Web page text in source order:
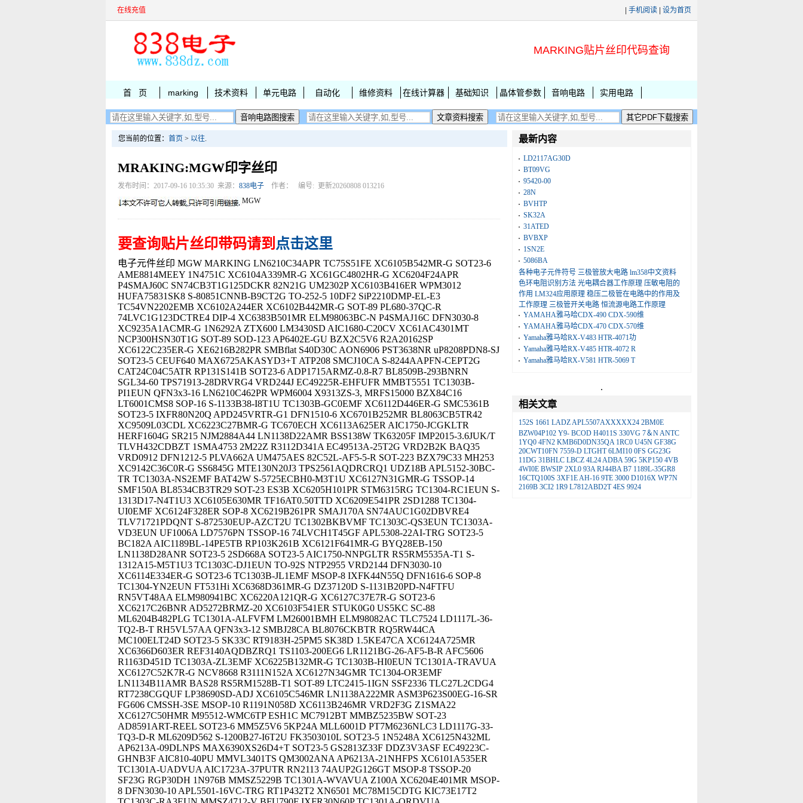
在线充值 手机阅读 设为首页
MARKING贴片丝印代码查询
首 页 marking 技术资料 单元电路 自动化 维修资料 在线计算器 基础知识 晶体管参数 音响电路 实用电路
您当前的位置： 首页 > 以往.
MRAKING:MGW印字丝印
发布时间：2017-09-16 10:35:30 来源： 838电子 作者： 编号: 更新20260808 013216
MGW
要查询贴片丝印带码请到 点击这里
电子元件丝印 MGW MARKING LN6210C34APR TC75S51FE XC6105B542MR-G SOT23-6
AME8814MEEY 1N4751C XC6104A339MR-G XC61GC4802HR-G XC6204F24APR
P4SMAJ60C SN74CB3T1G125DCKR 82N21G UM2302P XC6103B416ER WPM3012
HUFA75831SK8 S-80851CNNB-B9CT2G TO-252-5 10DF2 SiP2210DMP-EL-E3
TC54VN2202EMB XC6102A244ER XC6102B442MR-G SOT-89 PL680-37QC-R
74LVC1G123DCTRE4 DIP-4 XC6383B501MR ELM98063BC-N P4SMAJ16C DFN3030-8
XC9235A1ACMR-G 1N6292A ZTX600 LM3430SD AIC1680-C20CV XC61AC4301MT
NCP300HSN30T1G SOT-89 SOD-123 AP6402E-GU BZX2C5V6 R2A20162SP
XC6122C235ER-G XE6216B282PR SMBflat S40D30C AON6906 PST3638NR uP8208PDN8-SJ
SOT23-5 CEUF640 MAX6725AKASYD3+T ATP208 SMCJ10CA S-8244AAPFN-CEPT2G
CAT24C04C5ATR RP131S141B SOT23-6 ADP1715ARMZ-0.8-R7 BL8509B-293BNRN
SGL34-60 TPS71913-28DRVRG4 VRD244J EC49225R-EHFUFR MMBT5551 TC1303B-
PI1EUN QFN3x3-16 LN6210C462PR WPM6004 X9313ZS-3, MRFS15000 BZX84C16
LT6001CMS8 SOP-16 S-1133B38-I8T1U TC1303B-GC0EMF XC6112D446ER-G SMC5361B
SOT23-5 IXFR80N20Q APD245VRTR-G1 DFN1510-6 XC6701B252MR BL8063CB5TR42
XC9509L03CDL XC6223C27BMR-G TC670ECH XC6113A625ER AIC1750-JCGKLTR
HERF1604G SR215 NJM2884A44 LN1138D22AMR BSS138W TK63205F IMP2015-3.6JUK/T
TLVH432CDBZT 1SMA4753 2M22Z R3112D341A EC49513A-25T2G VRD2B2K BAQ35
VRD0912 DFN1212-5 PLVA662A UM475AES 82C52L-AF5-5-R SOT-223 BZX79C33 MH253
XC9142C36C0R-G SS6845G MTE130N20J3 TPS2561AQDRCRQ1 UDZ18B APL5152-30BC-
TR TC1303A-NS2EMF BAT42W S-5725ECBH0-M3T1U XC6127N31GMR-G TSSOP-14
SMF150A BL8534CB3TR29 SOT-23 ES3B XC6205H101PR STM6315RG TC1304-RC1EUN S-
1313D17-N4T1U3 XC6105E630MR TF16AT0.50TTD XC6209E541PR 2SD1288 TC1304-
UI0EMF XC6124F328ER SOP-8 XC6219B261PR SMAJ170A SN74AUC1G02DBVRE4
TLV71721PDQNT S-872530EUP-AZCT2U TC1302BKBVMF TC1303C-QS3EUN TC1303A-
VD3EUN UF1006A LD7576PN TSSOP-16 74LVCH1T45GF APL5308-22AI-TRG SOT23-5
BC182A AIC1189BL-14PE5TB RP103K261B XC6121F641MR-G BYQ28EB-150
LN1138D28ANR SOT23-5 2SD668A SOT23-5 AIC1750-NNPGLTR RS5RM5535A-T1 S-
1312A15-M5T1U3 TC1303C-DJ1EUN TO-92S NTP2955 VRD2144 DFN3030-10
XC6114E334ER-G SOT23-6 TC1303B-JL1EMF MSOP-8 IXFK44N55Q DFN1616-6 SOP-8
TC1304-YN2EUN FT531Hi XC6368D361MR-G DZ37120D S-1131B20PD-N4FTFU
RN5VT48AA ELM980941BC XC6220A121QR-G XC6127C37E7R-G SOT23-6
XC6217C26BNR AD5272BRMZ-20 XC6103F541ER STUK0G0 US5KC SC-88
ML6204B482PLG TC1301A-ALFVFM LM26001BMH ELM98082AC TLC7524 LD1117L-36-
TQ2-B-T RH5VL57AA QFN3x3-12 SMBJ28CA BL8076CKBTR RQ5RW44CA
MC100ELT24D SOT23-5 SK33C RT9183H-25PM5 SK38D 1.5KE47CA XC6124A725MR
XC6366D603ER REF3140AQDBZRQ1 TS1103-200EG6 LR1121BG-26-AF5-B-R AFC5606
R1163D451D TC1303A-ZL3EMF XC6225B132MR-G TC1303B-HI0EUN TC1301A-TRAVUA
XC6127C52K7R-G NCV8668 R3111N152A XC6127N34GMR TC1304-OR3EMF
LN1134B11AMR BAS28 RS5RM1528B-T1 SOT-89 LTC2415-1IGN SSF2336 TLC27L2CDG4
RT7238CGQUF LP38690SD-ADJ XC6105C546MR LN1138A222MR ASM3P623S00EG-16-SR
FG606 CMSSH-3SE MSOP-10 R1191N058D XC6113B246MR VRD2F3G Z1SMA22
XC6127C50HMR M95512-WMC6TP ESH1C MC7912BT MMBZ5235BW SOT-23
AD8591ART-REEL SOT23-6 MM5Z5V6 5KP24A MLL6001D PT7M6236NLC3 LD1117G-33-
TQ3-D-R ML6209D562 S-1200B27-I6T2U FK3503010L SOT23-5 1N5248A XC6125N432ML
AP6213A-09DLNPS MAX6390XS26D4+T SOT23-5 GS2813Z33F DDZ3V3ASF EC49223C-
GHNB3F AIC810-40PU MMVL3401TS QM3002ANA AP6213A-21NHFPS XC6101A535ER
TC1301A-UADVUA AIC1723A-37PUTR RN2113 74AUP2G126GT MSOP-8 TSSOP-20
SF23G RGP30DH 1N976B MMSZ5229B TC1301A-WVAVUA Z100A XC6204E401MR MSOP-
8 DFN3030-10 APL5501-16VC-TRG RT1P432T2 XN6501 MC78M15CDTG KIC73E17T2
最新内容
LD2117AG30D
BT09VG
95420-00
28N
BVHTP
SK32A
31ATED
BVBXP
1SN2E
5086BA
各种电子元件符号 三极管放大电路 lm358中文资料
色环电阻识别方法 光电耦合器工作原理 压敏电阻的
作用 LM324应用原理 稳压二极管在电路中的作用及
工作原理 三极管开关电路 恒流源电路工作原理
YAMAHA雅马哈CDX-490 CDX-590维
YAMAHA雅马哈CDX-470 CDX-570维
Yamaha雅马哈RX-V483 HTR-4071功
Yamaha雅马哈RX-V485 HTR-4072 R
Yamaha雅马哈RX-V581 HTR-5069 T
.
相关文章
152S 1661 LADZAPL5507AXXXXX24 2BM0E
BZW04P102 Y9- BCOD H4011S 330VG 7＆NANTC
1YQ0 4FN2 KMB6D0DN35QA 1RC0 U45N GF38G
20CWT10FN 7559-D LTGHT 6LMI10 0FS GG23G
11DG 31BHLC LBCZ 4L24ADBA 59G 5KP150 4VB
4WI0E BWSIP 2XL0 93A RJ44BA B7 1189L-35GR8
16CTQ100S 3XF1EAH-16 9TE 3000 D1016X WP7N
2169B 3CI2 1R9 L7812ABD2T 4ES 9924